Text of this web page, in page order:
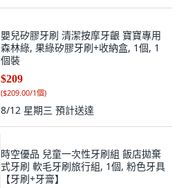
嬰兒矽膠牙刷 清潔按摩牙齦 寶寶專用
森林綠, 果綠矽膠牙刷+收納盒, 1個, 1
個裝
$209
($209.00/1個)
8/12 星期三 預計送達
時空優品 兒童一次性牙刷組 飯店拋棄
式牙刷 軟毛牙刷旅行組, 1個, 粉色牙具
【牙刷+牙膏】